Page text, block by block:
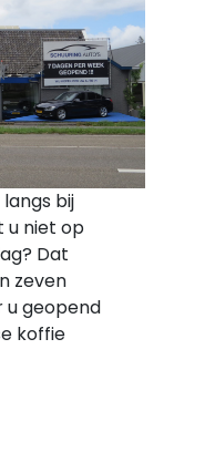
bij
u niet op
Dat
zeven
u geopend
koffie